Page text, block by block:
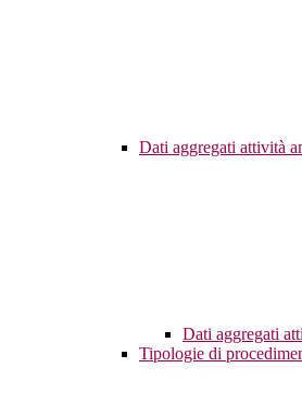
Dati aggregati attività
Dati aggregati
Tipologie di